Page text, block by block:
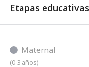
Etapas educativas
Maternal
(0-3 años)